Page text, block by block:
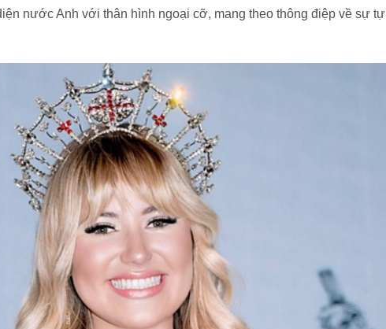
nước Anh với thân hình ngoại cỡ, mang theo thông điệp về sự tự